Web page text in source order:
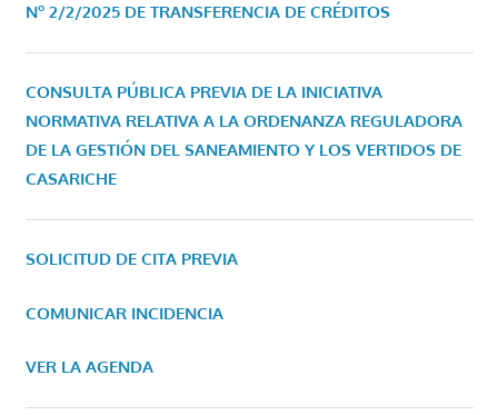
Nº 2/2/2025 DE TRANSFERENCIA DE CRÉDITOS
CONSULTA PÚBLICA PREVIA DE LA INICIATIVA
NORMATIVA RELATIVA A LA ORDENANZA REGULADORA
DE LA GESTIÓN DEL SANEAMIENTO Y LOS VERTIDOS DE
CASARICHE
SOLICITUD DE CITA PREVIA
COMUNICAR INCIDENCIA
VER LA AGENDA